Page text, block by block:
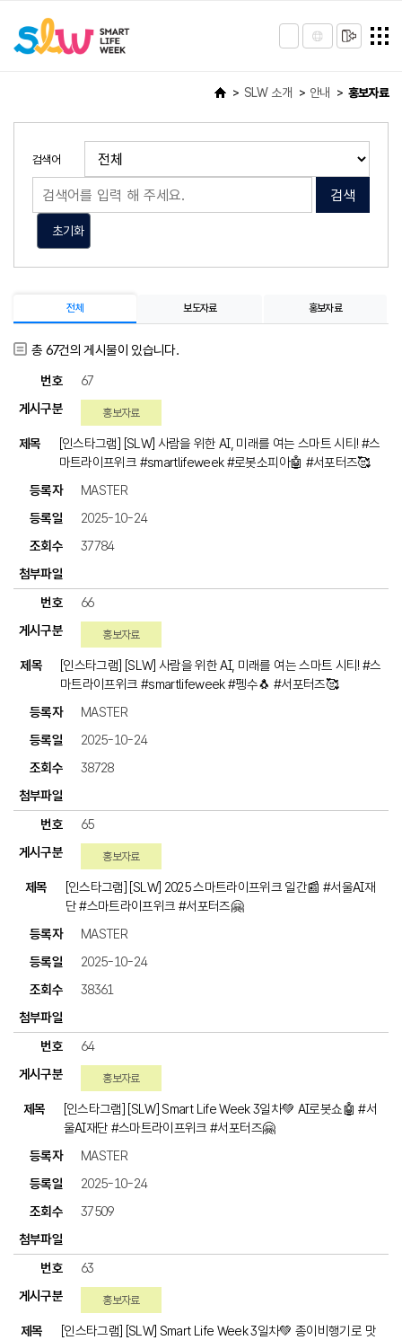
SLW 소개 안내 홍보자료
검색어
검색
초기화
전체 보도자료 홍보자료
총 67건의 게시물이 있습니다.
67
홍보자료
[인스타그램] [SLW] 사람을 위한 AI, 미래를 여는 스마트 시티! #스
마트라이프위크 #smartlifeweek #로봇소피아🤖 #서포터즈🥰
MASTER
2025-10-24
37784
66
홍보자료
[인스타그램] [SLW] 사람을 위한 AI, 미래를 여는 스마트 시티! #스
마트라이프위크 #smartlifeweek #펭수🐧 #서포터즈🥰
MASTER
2025-10-24
38728
65
홍보자료
[인스타그램] [SLW] 2025 스마트라이프위크 일간📰 #서울AI재
단 #스마트라이프위크 #서포터즈🤗
MASTER
2025-10-24
38361
64
홍보자료
[인스타그램] [SLW] Smart Life Week 3일차💚 AI로봇쇼🤖 #서
울AI재단 #스마트라이프위크 #서포터즈🤗
MASTER
2025-10-24
37509
63
홍보자료
[인스타그램] [SLW] Smart Life Week 3일차💚 종이비행기로 맛